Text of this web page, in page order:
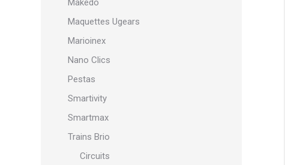
Makedo
Maquettes Ugears
Marioinex
Nano Clics
Pestas
Smartivity
Smartmax
Trains Brio
Circuits